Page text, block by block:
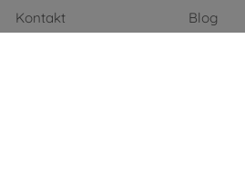
Kontakt
Blog